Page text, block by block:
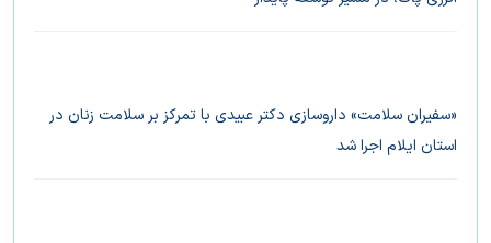
«سفیران سلامت» داروسازی دکتر عبیدی با تمرکز بر سلامت زنان در
استان ایلام اجرا شد